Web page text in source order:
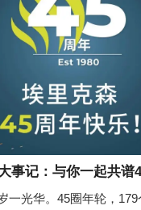
事记：与你一起共谱
一光华。45圈年轮，